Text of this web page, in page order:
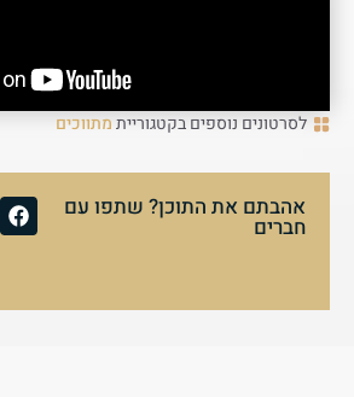
לסרטונים נוספים בקטגורייתמתווכים
אהבתם את התוכן? שתפו עם
חברים